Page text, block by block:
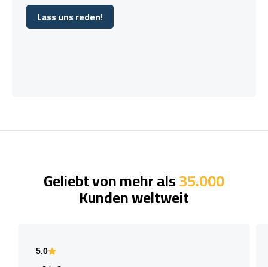
Lass uns reden!
Lass uns reden!
Geliebt von mehr als35.000
Kunden weltweit
5.0